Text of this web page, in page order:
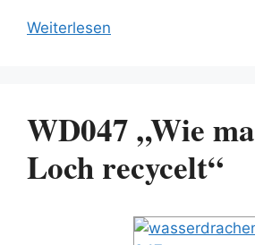
Weiterlesen
WD047 „Wie
Loch recycelt“